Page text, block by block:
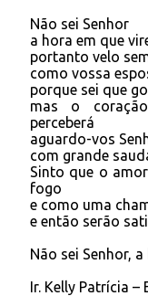
Não sei Senhor
a hora em que
portanto velo
como vossa
porque sei que
mas o
perceberá
aguardo-vos
com grande
Sinto que o
fogo
e como uma
e então serão
Não sei Senhor,
Ir. Kelly Patrícia –